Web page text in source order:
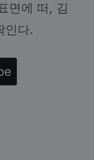
면에 떠, 김
인다.